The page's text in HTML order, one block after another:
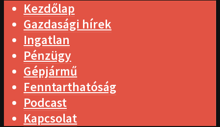
Kezdőlap
Gazdasági hírek
Ingatlan
Pénzügy
Gépjármű
Fenntarthatóság
Podcast
Kapcsolat